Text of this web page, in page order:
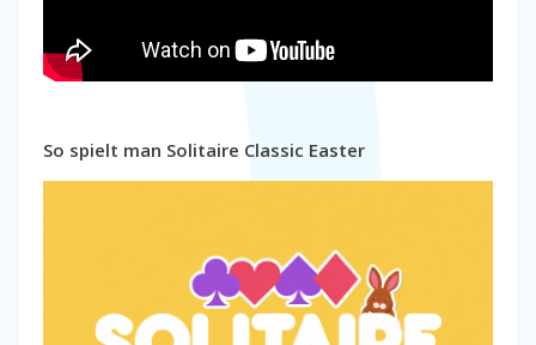
So spielt man Solitaire Classic Easter